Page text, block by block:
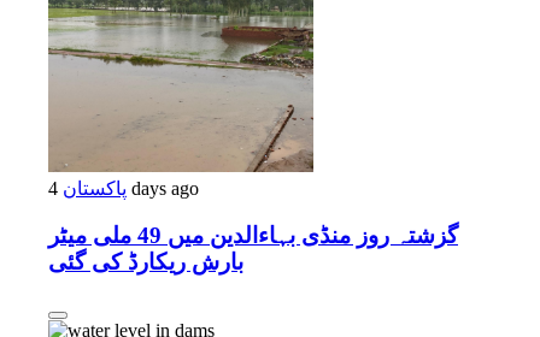
پاکستان 4 days ago
گزشتہ روز منڈی بہاءالدین میں 49 ملی میٹر
بارش ریکارڈ کی گئی